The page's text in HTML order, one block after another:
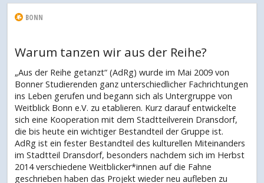
BONN
Warum tanzen wir aus der Reihe?
„Aus der Reihe getanzt“ (AdRg) wurde im Mai 2009 von
Bonner Studierenden ganz unterschiedlicher Fachrichtungen
ins Leben gerufen und begann sich als Untergruppe von
Weitblick Bonn e.V. zu etablieren. Kurz darauf entwickelte
sich eine Kooperation mit dem Stadtteilverein Dransdorf,
die bis heute ein wichtiger Bestandteil der Gruppe ist.
AdRg ist ein fester Bestandteil des kulturellen Miteinanders
im Stadtteil Dransdorf, besonders nachdem sich im Herbst
2014 verschiedene Weitblicker*innen auf die Fahne
geschrieben haben das Projekt wieder neu aufleben zu